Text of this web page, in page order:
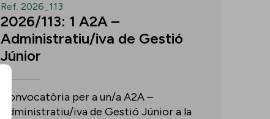
Ref. 2026_113
2026/113: 1 A2A –
Administratiu/iva de Gestió
Júnior
Convocatòria per a un/a A2A –
Administratiu/iva de Gestió Júnior a la